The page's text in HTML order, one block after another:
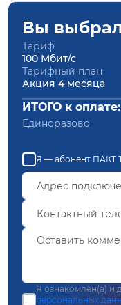
Вы
Тариф
100 Мбит/с
Тарифный план
Акция 4 месяца
ИТОГО к оплате:
Единоразово
Я — абонент ПАКТ
Я ознакомлен(а) и
персональных